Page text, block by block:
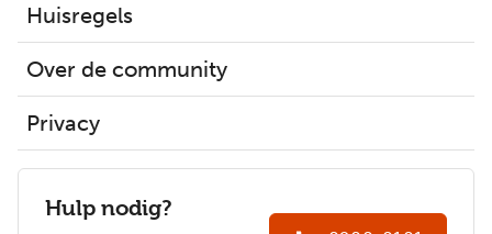
Huisregels
Over de community
Privacy
Hulp nodig?